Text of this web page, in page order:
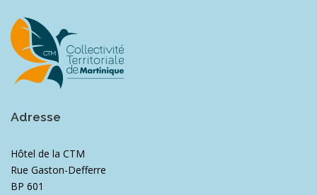
Adresse
Hôtel de la CTM
Rue Gaston-Defferre
BP 601